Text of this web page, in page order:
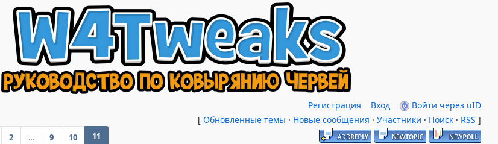
Регистрация Вход
Войти через uID
[ Обновленные темы · Новые сообщения · Участники · Поиск · RSS ]
2 … 9 10 11